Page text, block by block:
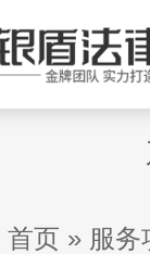
首页 » 服务